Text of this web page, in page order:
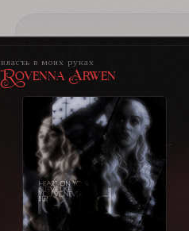
власть в моих руках
Rovenna Arwen